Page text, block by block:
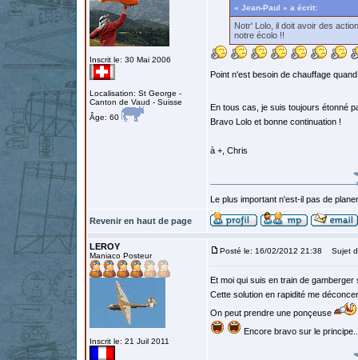
Inscrit le: 30 Mai 2006
Localisation: St George -
Canton de Vaud - Suisse
Âge: 60
« Jean-Paul » a écrit:
Notr' Lolo, il doit avoir des
notre écolo !!
Point n'est besoin de chauffage
En tous cas, je suis toujours étonné
Bravo Lolo et bonne continuation !
à +, Chris
Le plus important n'est-il pas de
Revenir en haut de page
LEROY
Maniaco Posteur
Inscrit le: 21 Juil 2011
Posté le: 16/02/2012 21:38 Sujet
Et moi qui suis en train de
Cette solution en rapidité me
On peut prendre une ponçeuse
Encore bravo sur le principe..